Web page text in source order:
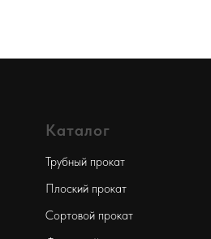
Каталог
Трубный прокат
Плоский прокат
Сортовой прокат